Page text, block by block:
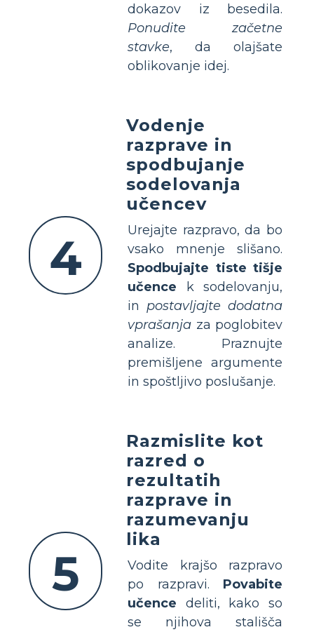
dokazov iz besedila.
Ponudite začetne
stavke, da olajšate
oblikovanje idej.
4
Vodenje
razprave in
spodbujanje
sodelovanja
učencev
Urejajte razpravo, da bo
vsako mnenje slišano.
Spodbujajte tiste tišje
učence k sodelovanju,
in postavljajte dodatna
vprašanja za poglobitev
analize. Praznujte
premišljene argumente
in spoštljivo poslušanje.
5
Razmislite kot
razred o
rezultatih
razprave in
razumevanju
lika
Vodite krajšo razpravo
po razpravi. Povabite
učence deliti, kako so
se njihova stališča